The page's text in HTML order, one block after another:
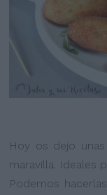
Hoy os dejo unas
maravilla. Ideales
Podemos